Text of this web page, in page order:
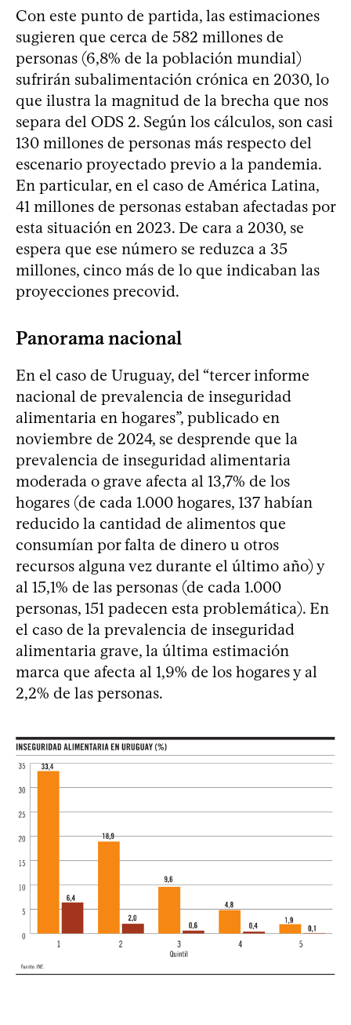
Con este punto de partida, las estimaciones
sugieren que cerca de 582 millones de
personas (6,8% de la población mundial)
sufrirán subalimentación crónica en 2030, lo
que ilustra la magnitud de la brecha que nos
separa del ODS 2. Según los cálculos, son casi
130 millones de personas más respecto del
escenario proyectado previo a la pandemia.
En particular, en el caso de América Latina,
41 millones de personas estaban afectadas por
esta situación en 2023. De cara a 2030, se
espera que ese número se reduzca a 35
millones, cinco más de lo que indicaban las
proyecciones precovid.
Panorama nacional
En el caso de Uruguay, del “tercer informe
nacional de prevalencia de inseguridad
alimentaria en hogares”, publicado en
noviembre de 2024, se desprende que la
prevalencia de inseguridad alimentaria
moderada o grave afecta al 13,7% de los
hogares (de cada 1.000 hogares, 137 habían
reducido la cantidad de alimentos que
consumían por falta de dinero u otros
recursos alguna vez durante el último año) y
al 15,1% de las personas (de cada 1.000
personas, 151 padecen esta problemática). En
el caso de la prevalencia de inseguridad
alimentaria grave, la última estimación
marca que afecta al 1,9% de los hogares y al
2,2% de las personas.